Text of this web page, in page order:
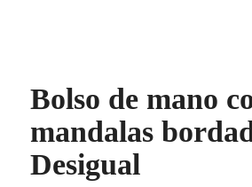
Bolso de mano
mandalas
Desigual